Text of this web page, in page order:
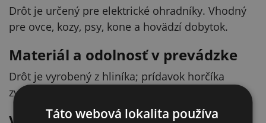
Drôt je určený pre elektrické ohradníky. Vhodný
pre ovce, kozy, psy, kone a hovädzí dobytok.
Materiál a odolnosť v prevádzke
Drôt je vyrobený z hliníka; prídavok horčíka
zvyšuje pevnosť v ťahu (až 90 kg).
Táto webová lokalita používa